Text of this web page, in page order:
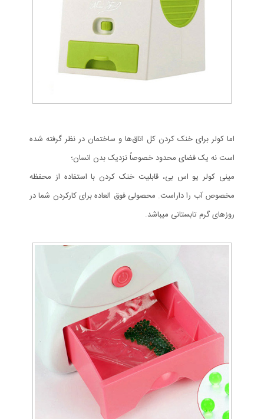
اما کولر برای خنک کردن کل اتاق‌ها و ساختمان در نظر گرفته شده
است نه یک فضای محدود خصوصاً نزدیک بدن انسان؛
مینی کولر یو اس بی، قابلیت خنک کردن با استفاده از محفظه
مخصوص آب را داراست. محصولی فوق العاده برای کارکردن شما در
روزهای گرم تابستانی میباشد.